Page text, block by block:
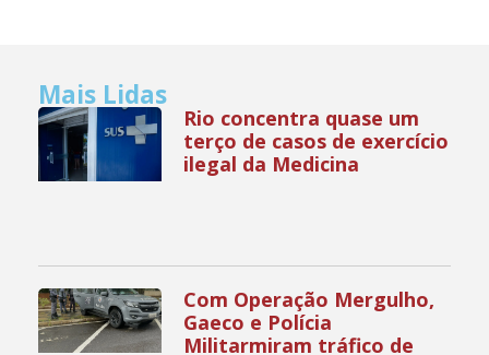
Mais Lidas
Rio concentra quase um
terço de casos de exercício
ilegal da Medicina
Com Operação Mergulho,
Gaeco e Polícia
Militarmiram tráfico de